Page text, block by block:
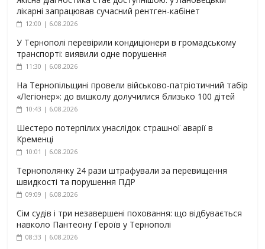
лікарні запрацював сучасний рентген-кабінет
12:00 | 6.08.2026
У Тернополі перевірили кондиціонери в громадському
транспорті: виявили одне порушення
11:30 | 6.08.2026
На Тернопільщині провели військово-патріотичний табір
«Легіонер»: до вишколу долучилися близько 100 дітей
10:43 | 6.08.2026
Шестеро потерпілих унаслідок страшної аварії в
Кременці
10:01 | 6.08.2026
Тернополянку 24 рази штрафували за перевищення
швидкості та порушення ПДР
09:09 | 6.08.2026
Сім судів і три незавершені поховання: що відбувається
навколо Пантеону Героїв у Тернополі
08:33 | 6.08.2026